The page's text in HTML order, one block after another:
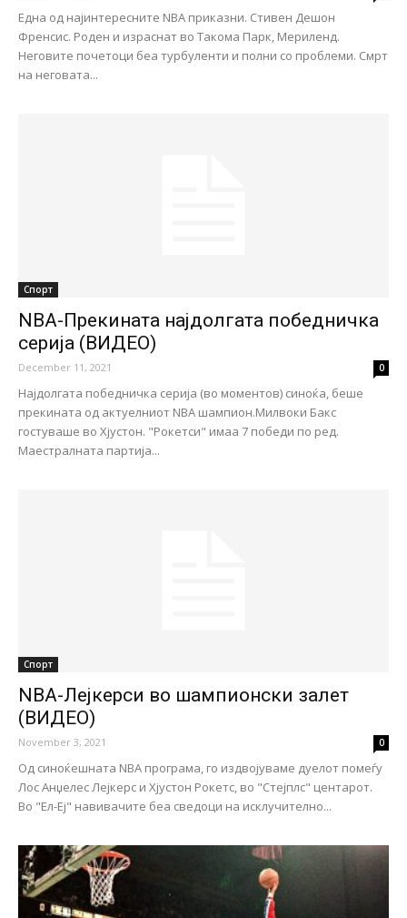
Една од најинтересните NBA приказни. Стивен Дешон
Френсис. Роден и израснат во Такома Парк, Мериленд.
Неговите почетоци беа турбуленти и полни со проблеми. Смрт
на неговата...
Спорт
NBA-Прекината најдолгата победничка
серија (ВИДЕО)
December 11, 2021 0
Најдолгата победничка серија (во моментов) синоќа, беше
прекината од актуелниот NBA шампион.Милвоки Бакс
гостуваше во Хјустон. "Рокетси" имаа 7 победи по ред.
Маестралната партија...
Спорт
NBA-Лејкерси во шампионски залет
(ВИДЕО)
November 3, 2021 0
Од синоќешната NBA програма, го издвојуваме дуелот помеѓу
Лос Анџелес Лејкерс и Хјустон Рокетс, во "Стејплс" центарот.
Во "Ел-Еј" навивачите беа сведоци на исклучително...